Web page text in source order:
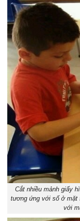
Cắt nhiều mảnh giấy
tương ứng với số ở mặt
với